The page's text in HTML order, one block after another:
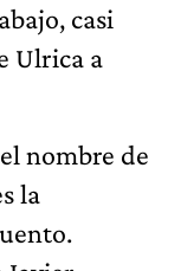
casi
Ulrica a
nombre de
la